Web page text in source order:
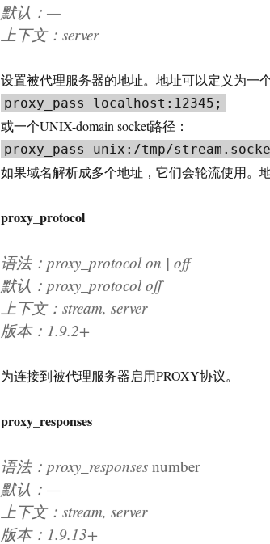
默认：—
上下文：server
设置被代理服务器的地址。地址可以定义为一
proxy_pass localhost:12345;
或一个UNIX-domain socket路径：
proxy_pass unix:/tmp/
如果域名解析成多个地址，它们会轮流使用。
proxy_protocol
语法：proxy_protocol on | off
默认：proxy_protocol off
上下文：stream, server
版本： 1.9.2+
为连接到被代理服务器启用PROXY协议。
proxy_responses
语法：proxy_responses number
默认：—
上下文：stream, server
版本： 1.9.13+